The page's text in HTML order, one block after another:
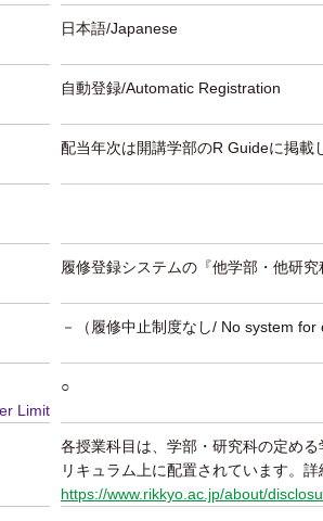
日本語/Japanese
自動登録/Automatic Registration
配当年次は開講学部のR Guideに掲載
履修登録システムの『他学部・他研
－（履修中止制度なし/ No system for
Limit
○
各授業科目は、学部・研究科の定め
リキュラム上に配置されています。
https://www.rikkyo.ac.jp/about/